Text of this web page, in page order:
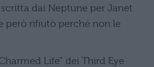
scritta dai Neptune per Janet
però rifiutò perché non le
Life” dei Third Eye